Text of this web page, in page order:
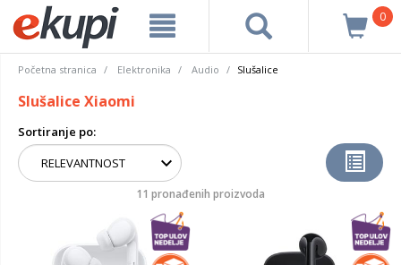
0
Početna stranica Elektronika Audio Slušalice
Slušalice Xiaomi
Sortiranje po:
11 pronađenih proizvoda